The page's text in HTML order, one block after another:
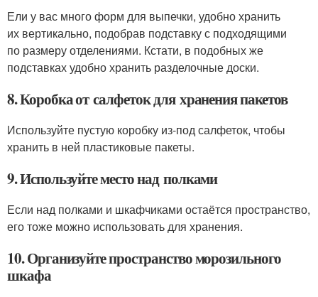
Ели у вас много форм для выпечки, удобно хранить
их вертикально, подобрав подставку с подходящими
по размеру отделениями. Кстати, в подобных же
подставках удобно хранить разделочные доски.
8. Коробка от салфеток для хранения пакетов
Используйте пустую коробку из-под салфеток, чтобы
хранить в ней пластиковые пакеты.
9. Используйте место над полками
Если над полками и шкафчиками остаётся пространство,
его тоже можно использовать для хранения.
10. Организуйте пространство морозильного
шкафа